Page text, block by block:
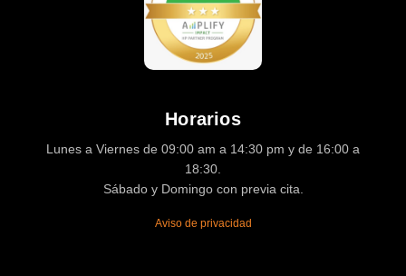
Horarios
Lunes a Viernes de 09:00 am a 14:30 pm y de 16:00 a
18:30.
Sábado y Domingo con previa cita.
Aviso de privacidad